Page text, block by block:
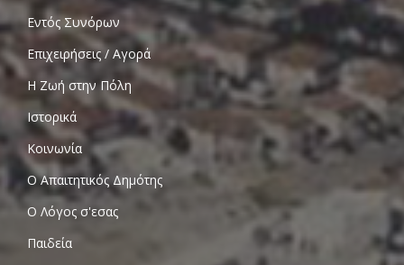
Εντός Συνόρων
Επιχειρήσεις / Αγορά
Η Ζωή στην Πόλη
Ιστορικά
Κοινωνία
Ο Απαιτητικός Δημότης
Ο Λόγος σ'εσας
Παιδεία